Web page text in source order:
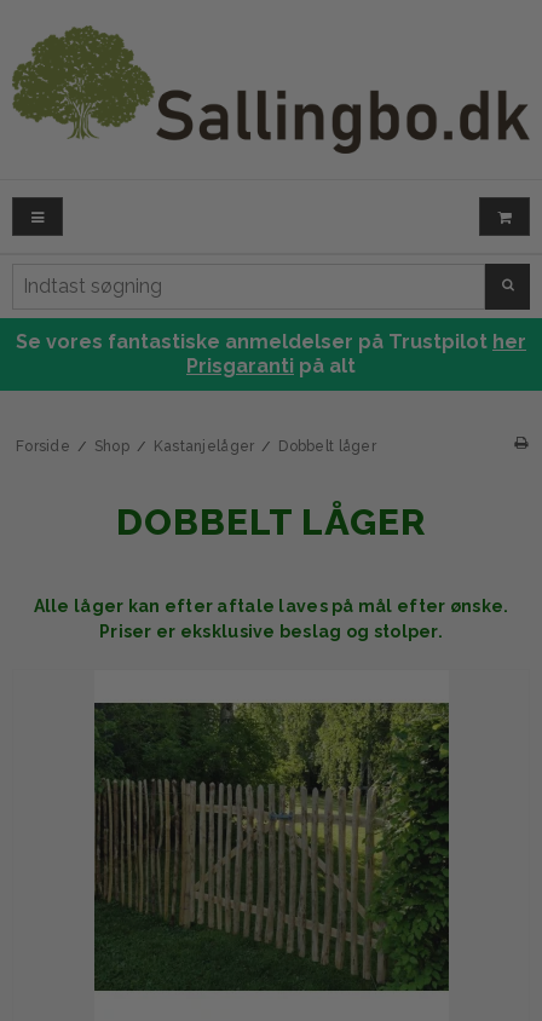
SØG
Se vores fantastiske anmeldelser på Trustpilot her
Prisgaranti på alt
Forside / Shop / Kastanjelåger / Dobbelt låger
DOBBELT LÅGER
Alle låger kan efter aftale laves på mål efter ønske.
Priser er eksklusive beslag og stolper.